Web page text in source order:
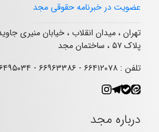
عضویت در خبرنامه حقوقی مجد
تهران ، میدان انقلاب ، خیابان منیری
پلاک ۵۷ ، ساختمان مجد
تلفن : ۶۶۴۱۲۰۷۸ - ۶۶۹۶۳۳۸۶ - ۰۲۱۶۶۴۹۵۰۳۴
درباره مجد